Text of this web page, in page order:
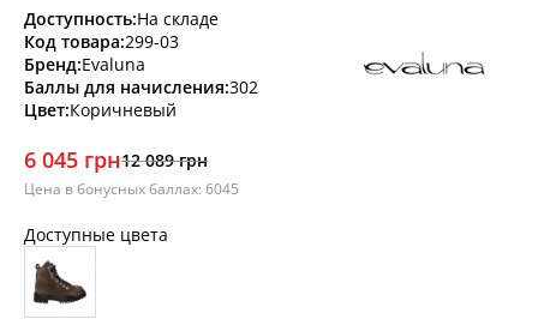
Доступность:На складе
Код товара:299-03
Бренд:Evaluna
Баллы для начисления:302
Цвет:Коричневый
Доступные цвета
6 045 грн12 089 грн
Цена в бонусных баллах: 6045